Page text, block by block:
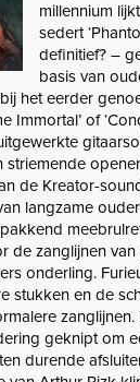
millennium
sedert
definitief? –
basis van
het eerder
Immortal’ of
de Kreator-
langzame
de zanglijnen
onderling.
stukken en de
geknipt om
durende